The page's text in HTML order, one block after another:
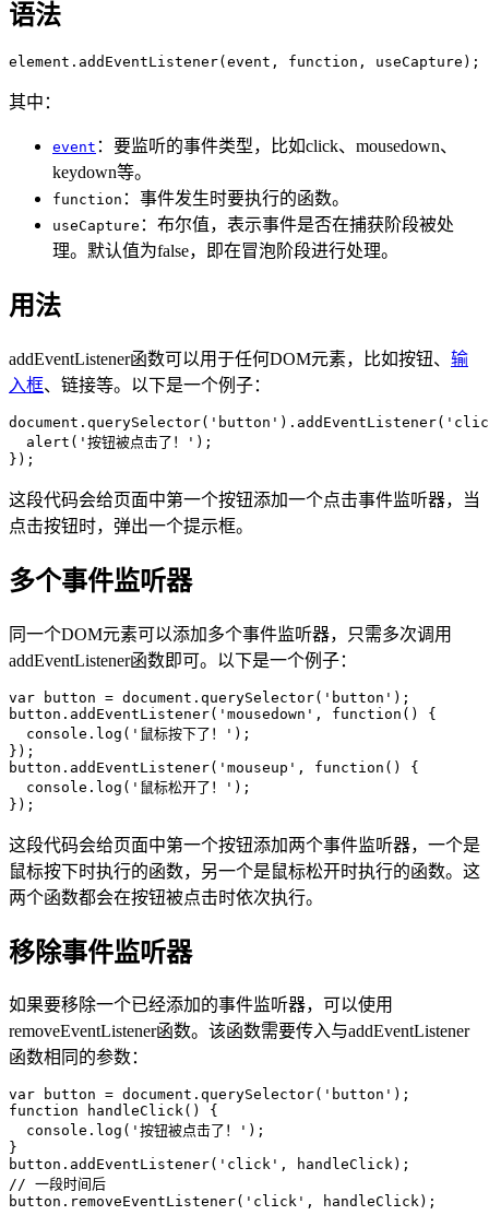
语法
element.addEventListener(event, function, useCapture);
其中：
event ：要监听的事件类型，比如click、mousedown、
keydown等。
function ：事件发生时要执行的函数。
useCapture ：布尔值，表示事件是否在捕获阶段被处
理。默认值为false，即在冒泡阶段进行处理。
用法
addEventListener函数可以用于任何DOM元素，比如按钮、 输
入框、 链接等。以下是一个例子：
  alert('按钮被点击了！');
这段代码会给页面中第一个按钮添加一个点击事件监听器，当
点击按钮时，弹出一个提示框。
多个事件监听器
同一个DOM元素可以添加多个事件监听器，只需多次调用
addEventListener函数即可。以下是一个例子：
var button = document.querySelector('button');
button.addEventListener('mousedown', function() {
  console.log('鼠标按下了！');
});
button.addEventListener('mouseup', function() {
  console.log('鼠标松开了！');
这段代码会给页面中第一个按钮添加两个事件监听器，一个是
鼠标按下时执行的函数，另一个是鼠标松开时执行的函数。这
两个函数都会在按钮被点击时依次执行。
移除事件监听器
如果要移除一个已经添加的事件监听器，可以使用
removeEventListener函数。该函数需要传入与addEventListener
函数相同的参数：
var button = document.querySelector('button');
function handleClick() {
  console.log('按钮被点击了！');
}
button.addEventListener('click', handleClick);
// 一段时间后